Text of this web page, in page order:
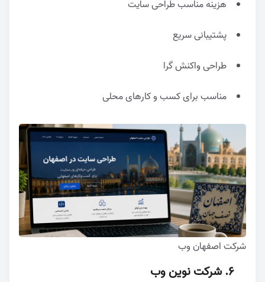
هزینه مناسب طراحی سایت
پشتیبانی سریع
طراحی واکنش گرا
مناسب برای کسب و کارهای محلی
شرکت اصفهان وب
6. شرکت نوین وب